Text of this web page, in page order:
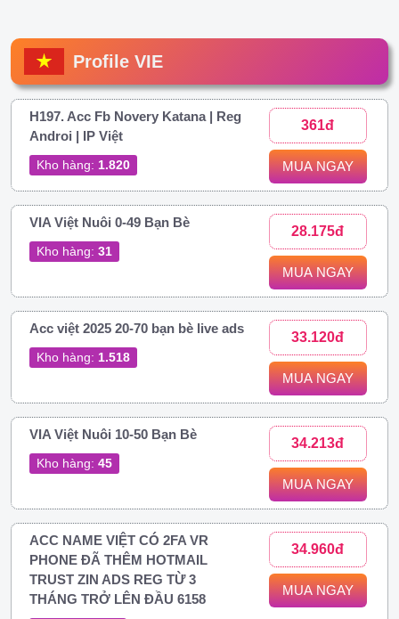
Profile VIE
H197. Acc Fb Novery Katana | Reg
Androi | IP Việt
Kho hàng: 1.820
361đ
MUA NGAY
VIA Việt Nuôi 0-49 Bạn Bè
Kho hàng: 31
28.175đ
MUA NGAY
Acc việt 2025 20-70 bạn bè live ads
Kho hàng: 1.518
33.120đ
MUA NGAY
VIA Việt Nuôi 10-50 Bạn Bè
Kho hàng: 45
34.213đ
MUA NGAY
ACC NAME VIỆT CÓ 2FA VR
PHONE ĐÃ THÊM HOTMAIL
TRUST ZIN ADS REG TỪ 3
THÁNG TRỞ LÊN ĐẦU 6158
34.960đ
MUA NGAY